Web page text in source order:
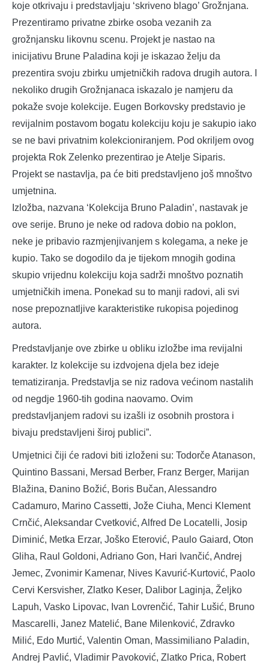
koje otkrivaju i predstavljaju ‘skriveno blago’ Grožnjana.
Prezentiramo privatne zbirke osoba vezanih za
grožnjansku likovnu scenu. Projekt je nastao na
inicijativu Brune Paladina koji je iskazao želju da
prezentira svoju zbirku umjetničkih radova drugih autora. I
nekoliko drugih Grožnjanaca iskazalo je namjeru da
pokaže svoje kolekcije. Eugen Borkovsky predstavio je
revijalnim postavom bogatu kolekciju koju je sakupio iako
se ne bavi privatnim kolekcioniranjem. Pod okriljem ovog
projekta Rok Zelenko prezentirao je Atelje Siparis.
Projekt se nastavlja, pa će biti predstavljeno još mnoštvo
umjetnina.
Izložba, nazvana ‘Kolekcija Bruno Paladin’, nastavak je
ove serije. Bruno je neke od radova dobio na poklon,
neke je pribavio razmjenjivanjem s kolegama, a neke je
kupio. Tako se dogodilo da je tijekom mnogih godina
skupio vrijednu kolekciju koja sadrži mnoštvo poznatih
umjetničkih imena. Ponekad su to manji radovi, ali svi
nose prepoznatljive karakteristike rukopisa pojedinog
autora.
Predstavljanje ove zbirke u obliku izložbe ima revijalni
karakter. Iz kolekcije su izdvojena djela bez ideje
tematiziranja. Predstavlja se niz radova većinom nastalih
od negdje 1960-tih godina naovamo. Ovim
predstavljanjem radovi su izašli iz osobnih prostora i
bivaju predstavljeni široj publici”.
Umjetnici čiji će radovi biti izloženi su: Todorče Atanason,
Quintino Bassani, Mersad Berber, Franz Berger, Marijan
Blažina, Đanino Božić, Boris Bučan, Alessandro
Cadamuro, Marino Cassetti, Jože Ciuha, Menci Klement
Crnčić, Aleksandar Cvetković, Alfred De Locatelli, Josip
Diminić, Metka Erzar, Joško Eterović, Paulo Gaiard, Oton
Gliha, Raul Goldoni, Adriano Gon, Hari Ivančić, Andrej
Jemec, Zvonimir Kamenar, Nives Kavurić-Kurtović, Paolo
Cervi Kersvisher, Zlatko Keser, Dalibor Laginja, Željko
Lapuh, Vasko Lipovac, Ivan Lovrenčić, Tahir Lušić, Bruno
Mascarelli, Janez Matelić, Bane Milenković, Zdravko
Milić, Edo Murtić, Valentin Oman, Massimiliano Paladin,
Andrej Pavlić, Vladimir Pavoković, Zlatko Prica, Robert